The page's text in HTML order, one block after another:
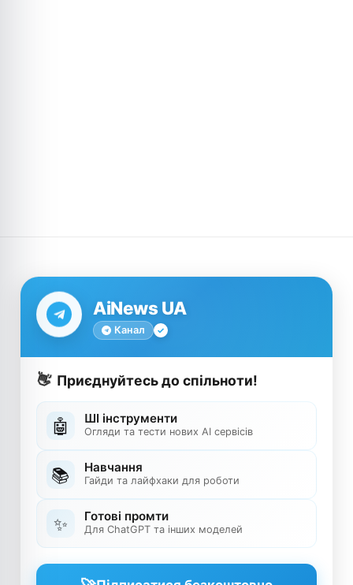
AiNews UA
Канал
👋 Приєднуйтесь до спільноти!
🤖 ШІ інструменти
Огляди та тести нових AI сервісів
📚 Навчання
Гайди та лайфхаки для роботи
✨ Готові промти
Для ChatGPT та інших моделей